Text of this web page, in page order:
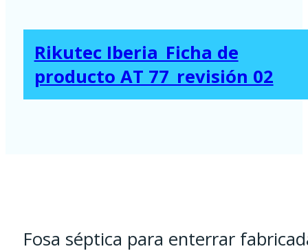
Rikutec Iberia_Ficha de
producto AT 77_revisión 02
Fosa séptica para enterrar